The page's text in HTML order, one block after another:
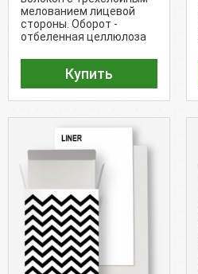
мелованием лицевой
стороны. Оборот -
отбеленная целлюлоза
(Белизна - 90%)
Купить